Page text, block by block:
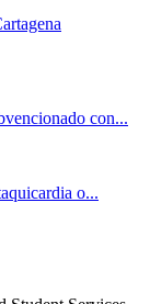
con...
o...